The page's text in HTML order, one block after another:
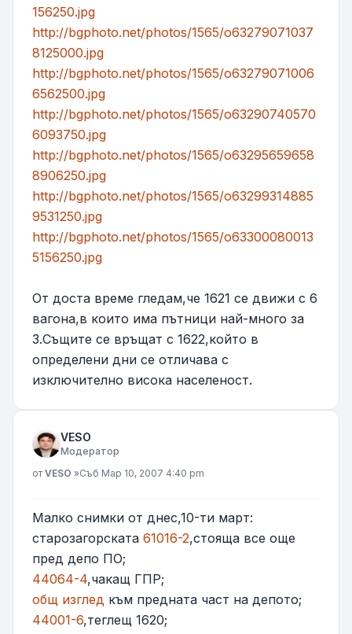
156250.jpg
http://bgphoto.net/photos/1565/o63279071037
8125000.jpg
http://bgphoto.net/photos/1565/o63279071006
6562500.jpg
http://bgphoto.net/photos/1565/o63290740570
6093750.jpg
http://bgphoto.net/photos/1565/o63295659658
8906250.jpg
http://bgphoto.net/photos/1565/o63299314885
9531250.jpg
http://bgphoto.net/photos/1565/o63300080013
5156250.jpg
От доста време гледам,че 1621 се движи с 6
вагона,в които има пътници най-много за
3.Същите се връщат с 1622,който в
определени дни се отличава с
изключително висока населеност.
VESO
Модератор
Мнение
от VESO »Съб Мар 10, 2007 4:40 pm
Малко снимки от днес,10-ти март:
старозагорската 61016-2,стояща все още
пред депо ПО;
44064-4,чакащ ГПР;
общ изглед към предната част на депото;
44001-6,теглещ 1620;